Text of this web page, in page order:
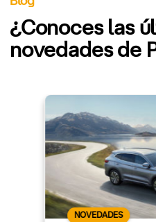
¿Conoces las
novedades de
NOVEDADES